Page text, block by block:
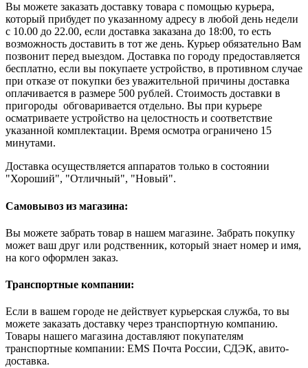
Вы можете заказать доставку товара с помощью курьера,
который прибудет по указанному адресу в любой день недели
с 10.00 до 22.00, если доставка заказана до 18:00, то есть
возможность доставить в тот же день. Курьер обязательно Вам
позвонит перед выездом. Доставка по городу предоставляется
бесплатно, если вы покупаете устройство, в противном случае
при отказе от покупки без уважительной причины доставка
оплачивается в размере 500 рублей. Стоимость доставки в
пригороды обговаривается отдельно. Вы при курьере
осматриваете устройство на целостность и соответствие
указанной комплектации. Время осмотра ограничено 15
минутами.
Доставка осуществляется аппаратов только в состоянии
"Хороший", "Отличный", "Новый".
Самовывоз из магазина:
Вы можете забрать товар в нашем магазине. Забрать покупку
может ваш друг или родственник, который знает номер и имя,
на кого оформлен заказ.
Транспортные компании:
Если в вашем городе не действует курьерская служба, то вы
можете заказать доставку через транспортную компанию.
Товары нашего магазина доставляют покупателям
транспортные компании: EMS Почта России, СДЭК, авито-
доставка.